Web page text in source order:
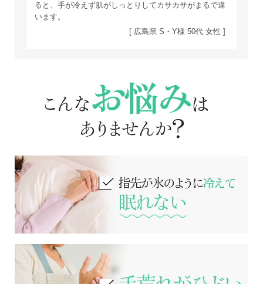
ると、手が冷えず肌がしっとりしてカサカサがまるで違
います。
[ 広島県 S・Y様 50代 女性 ]